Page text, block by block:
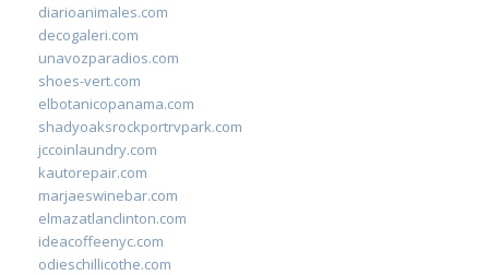
diarioanimales.com
decogaleri.com
unavozparadios.com
shoes-vert.com
elbotanicopanama.com
shadyoaksrockportrvpark.com
jccoinlaundry.com
kautorepair.com
marjaeswinebar.com
elmazatlanclinton.com
ideacoffeenyc.com
odieschillicothe.com